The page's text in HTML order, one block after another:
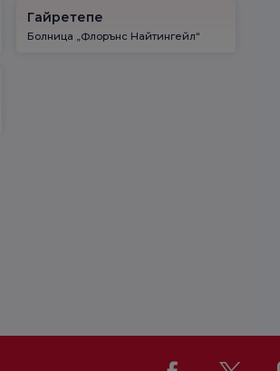
Гайретепе
Болница „Флорънс Найтингейл“